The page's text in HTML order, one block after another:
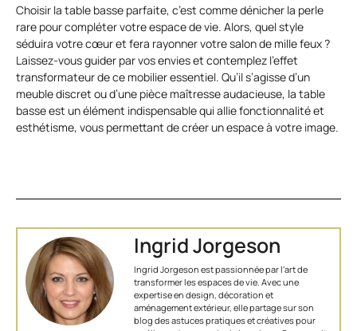
Choisir la table basse parfaite, c’est comme dénicher la perle
rare pour compléter votre espace de vie. Alors, quel style
séduira votre cœur et fera rayonner votre salon de mille feux ?
Laissez-vous guider par vos envies et contemplez l’effet
transformateur de ce mobilier essentiel. Qu’il s’agisse d’un
meuble discret ou d’une pièce maîtresse audacieuse, la table
basse est un élément indispensable qui allie fonctionnalité et
esthétisme, vous permettant de créer un espace à votre image.
Ingrid Jorgeson
Ingrid Jorgeson est passionnée par l'art de
transformer les espaces de vie. Avec une
expertise en design, décoration et
aménagement extérieur, elle partage sur son
blog des astuces pratiques et créatives pour